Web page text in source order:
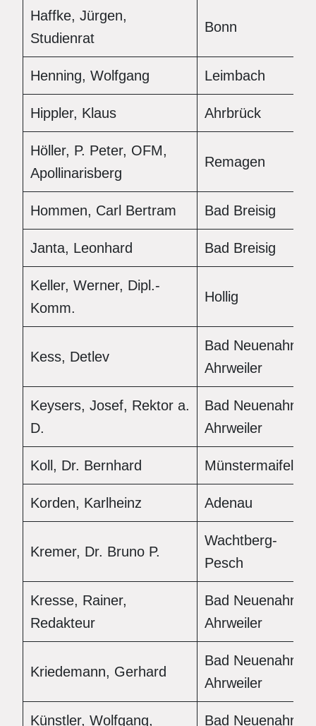
Haffke, Jürgen,
Studienrat
Bonn
Henning, Wolfgang Leimbach
Hippler, Klaus Ahrbrück
Höller, P. Peter, OFM,
Apollinarisberg
Remagen
Hommen, Carl Bertram Bad Breisig
Janta, Leonhard Bad Breisig
Keller, Werner, Dipl.-
Komm.
Hollig
Kess, Detlev
Bad Neuenahr-
Ahrweiler
Keysers, Josef, Rektor a.
D.
Bad Neuenahr-
Ahrweiler
Koll, Dr. Bernhard Münstermaifeld
Korden, Karlheinz Adenau
Kremer, Dr. Bruno P.
Wachtberg-
Pesch
Kresse, Rainer,
Redakteur
Bad Neuenahr-
Ahrweiler
Kriedemann, Gerhard
Bad Neuenahr-
Ahrweiler
Künstler, Wolfgang, Bad Neuenahr-